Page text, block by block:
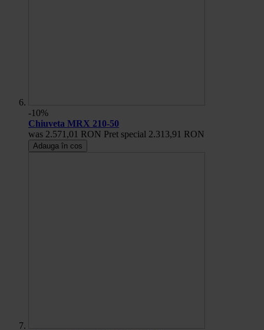
-10%
Chiuveta MRX 210-50
was 2.571,01 RON Pret special 2.313,91 RON
Adauga în cos